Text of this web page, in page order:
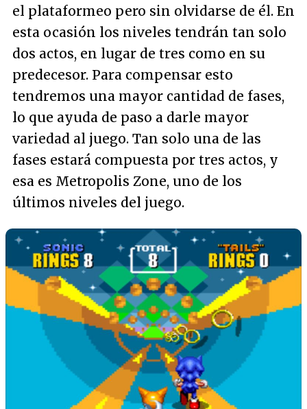
el plataformeo pero sin olvidarse de él. En
esta ocasión los niveles tendrán tan solo
dos actos, en lugar de tres como en su
predecesor. Para compensar esto
tendremos una mayor cantidad de fases,
lo que ayuda de paso a darle mayor
variedad al juego. Tan solo una de las
fases estará compuesta por tres actos, y
esa es Metropolis Zone, uno de los
últimos niveles del juego.